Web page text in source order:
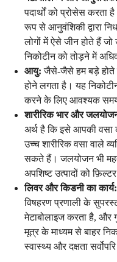
पदार्थों को प्रोसेस
रूप से आनुवंशिकी द्वारा
लोगों में ऐसे जीन होते हैं
निकोटीन को तोड़ने में
आयु: जैसे-जैसे हम बड़े होते
होने लगता है। यह
करने के लिए आवश्यक
शारीरिक भार और
अर्थ है कि इसे आपकी वसा
उच्च शारीरिक वसा वाले
सकते हैं। जलयोजन भी
अपशिष्ट उत्पादों को
लिवर और किडनी का कार्य:
विषहरण प्रणाली के
मेटाबोलाइज करता है, और
मूत्र के माध्यम से बाहर
स्वास्थ्य और दक्षता